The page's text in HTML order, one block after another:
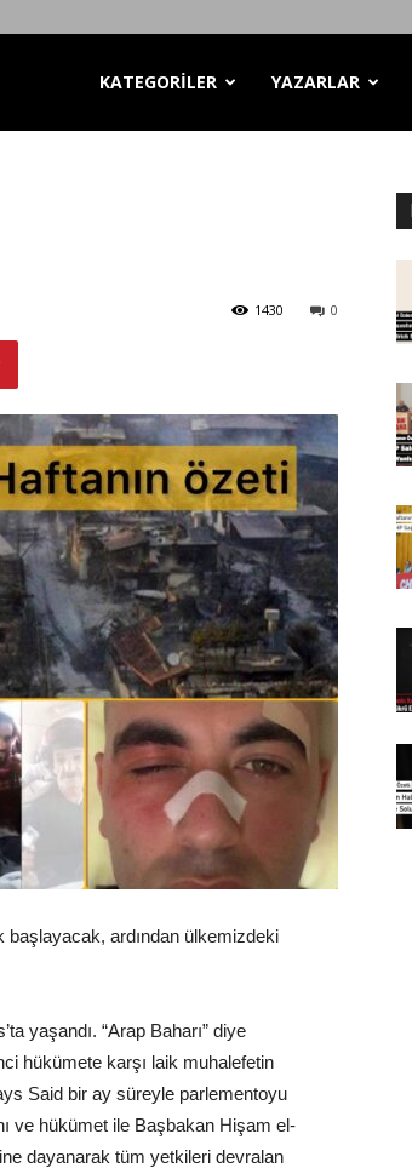
KATEGORİLER YAZARLAR
0
1430
başlayacak, ardından ülkemizdeki
yaşandı. “Arap Baharı” diye
hükümete karşı laik muhalefetin
Said bir ay süreyle parlementoyu
ve hükümet ile Başbakan Hişam el-
dayanarak tüm yetkileri devralan